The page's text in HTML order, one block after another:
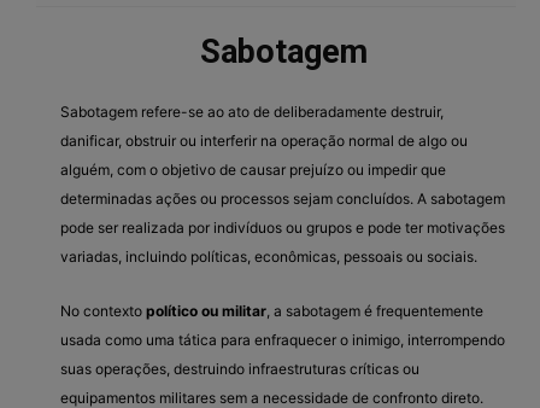
Sabotagem
Sabotagem refere-se ao ato de deliberadamente destruir,
danificar, obstruir ou interferir na operação normal de algo ou
alguém, com o objetivo de causar prejuízo ou impedir que
determinadas ações ou processos sejam concluídos. A sabotagem
pode ser realizada por indivíduos ou grupos e pode ter motivações
variadas, incluindo políticas, econômicas, pessoais ou sociais.
No contexto político ou militar , a sabotagem é frequentemente
usada como uma tática para enfraquecer o inimigo, interrompendo
suas operações, destruindo infraestruturas críticas ou
equipamentos militares sem a necessidade de confronto direto.